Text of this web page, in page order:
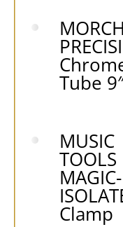
MORCH
Tube
MUSIC
TOOLS
MAGIC-
Clamp